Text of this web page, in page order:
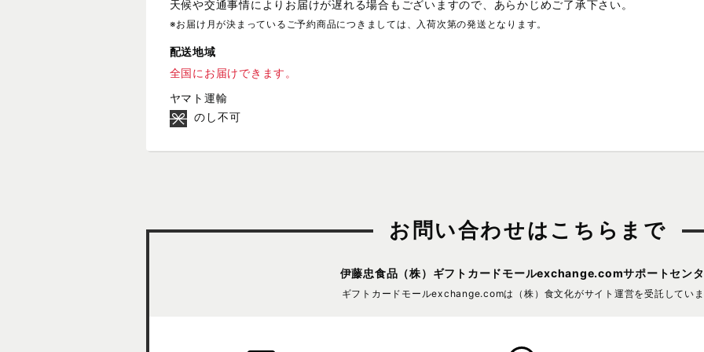
天候や交通事情によりお届けが遅れる場合もございますので、あらかじめご了承下さい。
※お届け月が決まっているご予約商品につきましては、入荷次第の発送となります。
配送地域
全国にお届けできます。
ヤマト運輸
のし不可
お問い合わせはこちらまで
伊藤忠食品（株） ギフトカードモールexchange.comサポートセン
ギフトカードモールexchange.comは （株）食文化がサイト運営を受託してい